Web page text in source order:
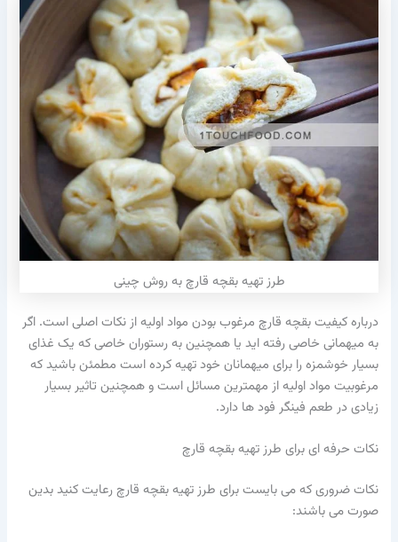
طرز تهیه بقچه قارچ به روش چینی
درباره کیفیت بقچه قارچ مرغوب بودن مواد اولیه از نکات اصلی است. اگر
به میهمانی خاصی رفته اید یا همچنین به رستوران خاصی که یک غذای
بسیار خوشمزه را برای میهمانان خود تهیه کرده است مطمئن باشید که
مرغوبیت مواد اولیه از مهمترین مسائل است و همچنین تاثیر بسیار
زیادی در طعم فینگر فود ها دارد.
نکات حرفه ای برای طرز تهیه بقچه قارچ
نکات ضروری که می بایست برای طرز تهیه بقچه قارچ رعایت کنید بدین
صورت می باشند: